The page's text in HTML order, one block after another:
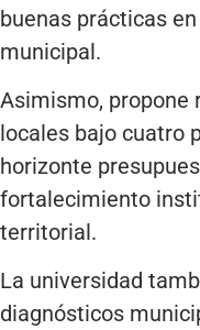
buenas prácticas
municipal.
Asimismo, propone
locales bajo cuatro
horizonte
fortalecimiento
territorial.
La universidad
diagnósticos